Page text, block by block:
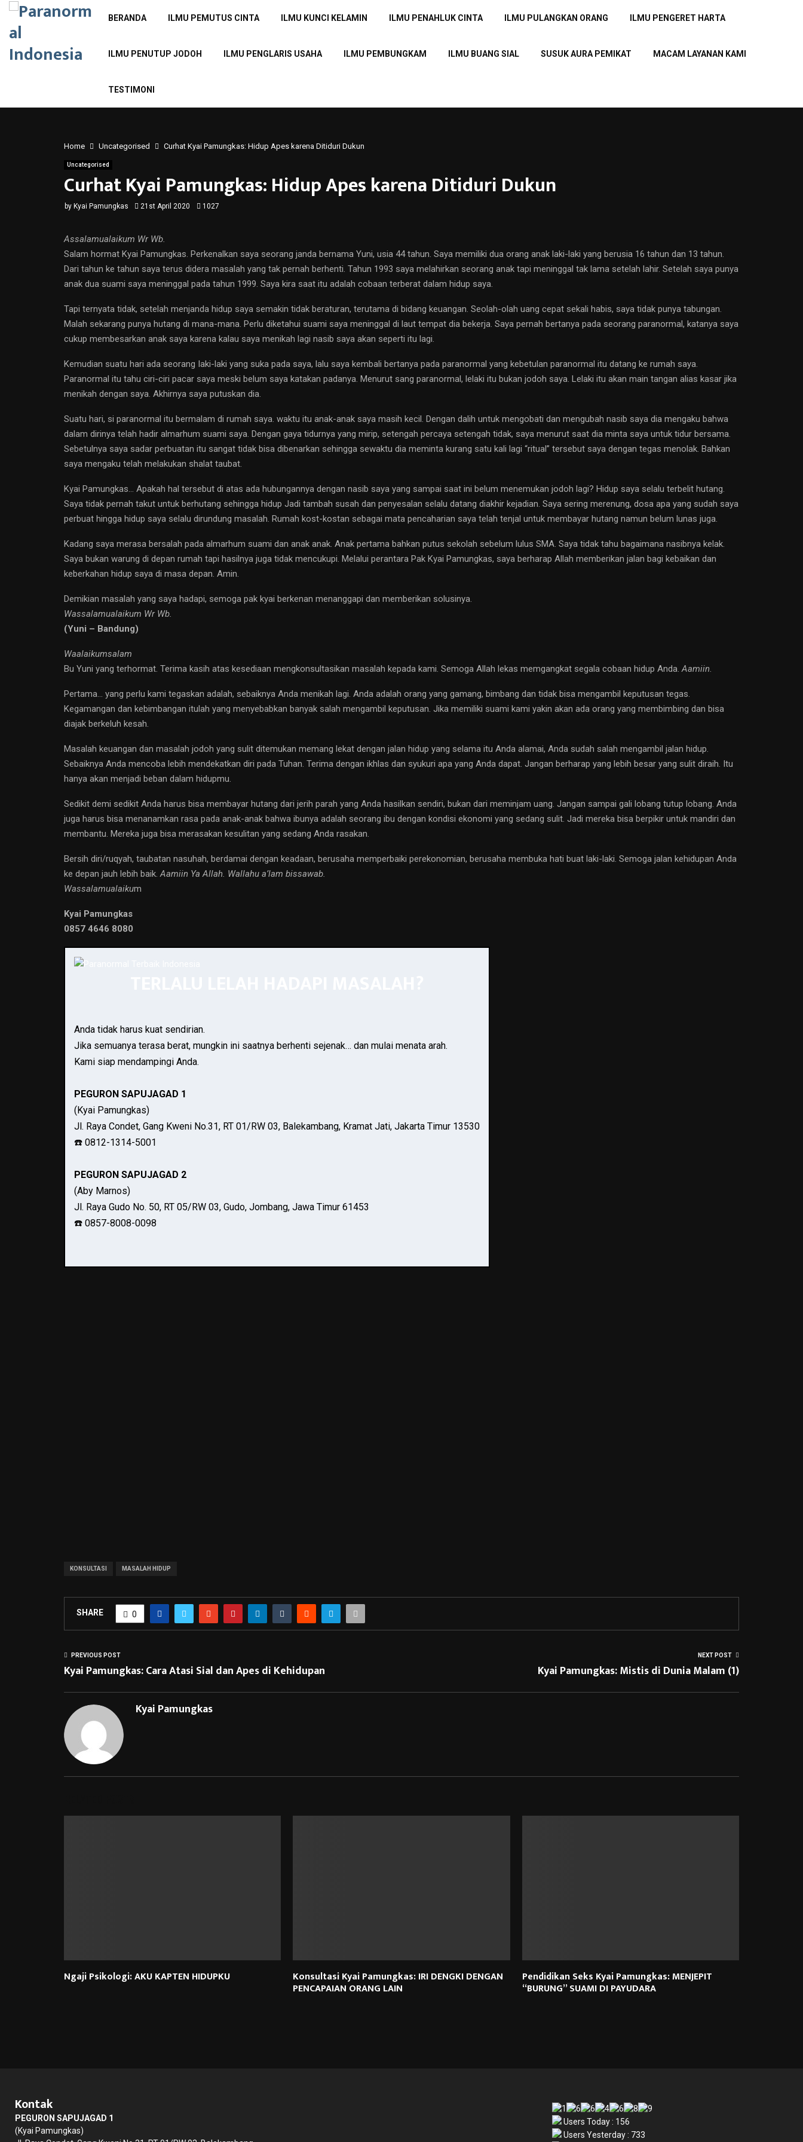
BERANDA ILMU PEMUTUS CINTA ILMU KUNCI KELAMIN ILMU PENAHLUK CINTA ILMU PULANGKAN ORANG ILMU PENGERET HARTA
ILMU PENUTUP JODOH ILMU PENGLARIS USAHA ILMU PEMBUNGKAM ILMU BUANG SIAL SUSUK AURA PEMIKAT MACAM LAYANAN KAMI
TESTIMONI
Home Uncategorised Curhat Kyai Pamungkas: Hidup Apes karena Ditiduri Dukun
Uncategorised
Curhat Kyai Pamungkas: Hidup Apes karena Ditiduri Dukun
by Kyai Pamungkas 21st April 2020 1027
Assalamualaikum Wr Wb.
Salam hormat Kyai Pamungkas. Perkenalkan saya seorang janda bernama Yuni, usia 44 tahun. Saya memiliki dua orang anak laki-laki yang berusia 16 tahun dan 13 tahun.
Dari tahun ke tahun saya terus didera masalah yang tak pernah berhenti. Tahun 1993 saya melahirkan seorang anak tapi meninggal tak lama setelah lahir. Setelah saya punya
anak dua suami saya meninggal pada tahun 1999. Saya kira saat itu adalah cobaan terberat dalam hidup saya.
Tapi ternyata tidak, setelah menjanda hidup saya semakin tidak beraturan, terutama di bidang keuangan. Seolah-olah uang cepat sekali habis, saya tidak punya tabungan.
Malah sekarang punya hutang di mana-mana. Perlu diketahui suami saya meninggal di laut tempat dia bekerja. Saya pernah bertanya pada seorang paranormal, katanya saya
cukup membesarkan anak saya karena kalau saya menikah lagi nasib saya akan seperti itu lagi.
Kemudian suatu hari ada seorang Iaki-laki yang suka pada saya, lalu saya kembali bertanya pada paranormal yang kebetulan paranormal itu datang ke rumah saya.
Paranormal itu tahu ciri-ciri pacar saya meski belum saya katakan padanya. Menurut sang paranormal, lelaki itu bukan jodoh saya. Lelaki itu akan main tangan alias kasar jika
menikah dengan saya. Akhirnya saya putuskan dia.
Suatu hari, si paranormal itu bermalam di rumah saya. waktu itu anak-anak saya masih kecil. Dengan dalih untuk mengobati dan mengubah nasib saya dia mengaku bahwa
dalam dirinya telah hadir almarhum suami saya. Dengan gaya tidurnya yang mirip, setengah percaya setengah tidak, saya menurut saat dia minta saya untuk tidur bersama.
Sebetulnya saya sadar perbuatan itu sangat tidak bisa dibenarkan sehingga sewaktu dia meminta kurang satu kali lagi “ritual” tersebut saya dengan tegas menolak. Bahkan
saya mengaku telah melakukan shalat taubat.
Kyai Pamungkas… Apakah hal tersebut di atas ada hubungannya dengan nasib saya yang sampai saat ini belum menemukan jodoh lagi? Hidup saya selalu terbelit hutang.
Saya tidak pernah takut untuk berhutang sehingga hidup Jadi tambah susah dan penyesalan selalu datang diakhir kejadian. Saya sering merenung, dosa apa yang sudah saya
perbuat hingga hidup saya selalu dirundung masalah. Rumah kost-kostan sebagai mata pencaharian saya telah tenjal untuk membayar hutang namun belum lunas juga.
Kadang saya merasa bersalah pada almarhum suami dan anak anak. Anak pertama bahkan putus sekolah sebelum lulus SMA. Saya tidak tahu bagaimana nasibnya kelak.
Saya bukan warung di depan rumah tapi hasilnya juga tidak mencukupi. Melalui perantara Pak Kyai Pamungkas, saya berharap Allah memberikan jalan bagi kebaikan dan
keberkahan hidup saya di masa depan. Amin.
Demikian masalah yang saya hadapi, semoga pak kyai berkenan menanggapi dan memberikan solusinya.
Wassalamualaikum Wr Wb.
(Yuni – Bandung)
Waalaikumsalam
Bu Yuni yang terhormat. Terima kasih atas kesediaan mengkonsultasikan masalah kepada kami. Semoga Allah lekas memgangkat segala cobaan hidup Anda. Aamiin
Pertama… yang perlu kami tegaskan adalah, sebaiknya Anda menikah lagi. Anda adalah orang yang gamang, bimbang dan tidak bisa mengambil keputusan tegas.
Kegamangan dan kebimbangan itulah yang menyebabkan banyak salah mengambil keputusan. Jika memiliki suami kami yakin akan ada orang yang membimbing dan bisa
diajak berkeluh kesah.
Masalah keuangan dan masalah jodoh yang sulit ditemukan memang lekat dengan jalan hidup yang selama itu Anda alamai, Anda sudah salah mengambil jalan hidup.
Sebaiknya Anda mencoba lebih mendekatkan diri pada Tuhan. Terima dengan ikhlas dan syukuri apa yang Anda dapat. Jangan berharap yang lebih besar yang sulit diraih. Itu
hanya akan menjadi beban dalam hidupmu.
Sedikit demi sedikit Anda harus bisa membayar hutang dari jerih parah yang Anda hasilkan sendiri, bukan dari meminjam uang. Jangan sampai gali lobang tutup lobang. Anda
juga harus bisa menanamkan rasa pada anak-anak bahwa ibunya adalah seorang ibu dengan kondisi ekonomi yang sedang sulit. Jadi mereka bisa berpikir untuk mandiri dan
membantu. Mereka juga bisa merasakan kesulitan yang sedang Anda rasakan.
Bersih diri/ruqyah, taubatan nasuhah, berdamai dengan keadaan, berusaha memperbaiki perekonomian, berusaha membuka hati buat laki-laki. Semoga jalan kehidupan Anda
ke depan jauh lebih baik. Aamiin Ya Allah. Wallahu a’lam bissawab.
Wassalamualaikum
Kyai Pamungkas
0857 4646 8080
Anda tidak harus kuat sendirian.
Jika semuanya terasa berat, mungkin ini saatnya berhenti sejenak… dan mulai menata arah.
Kami siap mendampingi Anda.
PEGURON SAPUJAGAD 1
(Kyai Pamungkas)
Jl. Raya Condet, Gang Kweni No.31, RT 01/RW 03, Balekambang, Kramat Jati, Jakarta Timur 13530
☎️ 0812-1314-5001
PEGURON SAPUJAGAD 2
(Aby Marnos)
Jl. Raya Gudo No. 50, RT 05/RW 03, Gudo, Jombang, Jawa Timur 61453
☎️ 0857-8008-0098
KONSULTASI MASALAH HIDUP
SHARE 0
PREVIOUS POST
Kyai Pamungkas: Cara Atasi Sial dan Apes di Kehidupan
NEXT POST
Kyai Pamungkas: Mistis di Dunia Malam (1)
Kyai Pamungkas
Ngaji Psikologi: AKU KAPTEN HIDUPKU Konsultasi Kyai Pamungkas: IRI DENGKI DENGAN
PENCAPAIAN ORANG LAIN
Pendidikan Seks Kyai Pamungkas: MENJEPIT
“BURUNG” SUAMI DI PAYUDARA
Kontak
PEGURON SAPUJAGAD 1
(Kyai Pamungkas)
Users Today : 156
Users Yesterday : 733